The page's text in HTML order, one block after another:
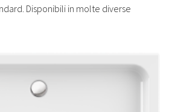
Disponibili in molte diverse